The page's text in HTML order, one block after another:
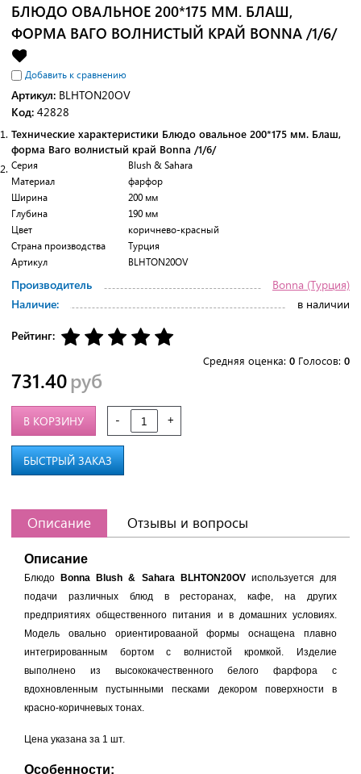
БЛЮДО ОВАЛЬНОЕ 200*175 ММ. БЛАШ,
ФОРМА ВАГО ВОЛНИСТЫЙ КРАЙ BONNA /1/6/
Добавить к сравнению
Артикул: BLHTON20OV
Код: 42828
Технические характеристики Блюдо овальное 200*175 мм. Блаш,
форма Ваго волнистый край Bonna /1/6/
Серия
Blush & Sahara
Материал
фарфор
Ширина
200 мм
Глубина
190 мм
Цвет
коричнево-красный
Страна производства
Турция
Артикул
BLHTON20OV
Производитель
Bonna (Турция)
Наличие:
в наличии
Рейтинг:
Средняя оценка: 0 Голосов: 0
731.40руб
- +
В КОРЗИНУ
БЫСТРЫЙ ЗАКАЗ
Описание Отзывы и вопросы
Описание
Блюдо Bonna Blush & Sahara BLHTON20OV используется для
подачи различных блюд в ресторанах, кафе, на других
предприятиях общественного питания и в домашних условиях.
Модель овально ориентировааной формы оснащена плавно
интегрированным бортом с волнистой кромкой. Изделие
выполнено из высококачественного белого фарфора с
вдохновленным пустынными песками декором поверхности в
красно-коричневых тонах.
Цена указана за 1 шт.
Особенности: